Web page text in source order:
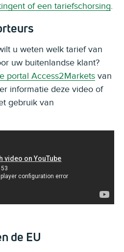
of een tariefschorsing
u weten welk tarief van
uw buitenlandse klant?
portal Access2Markets van
informatie deze video of
gebruik van
de EU